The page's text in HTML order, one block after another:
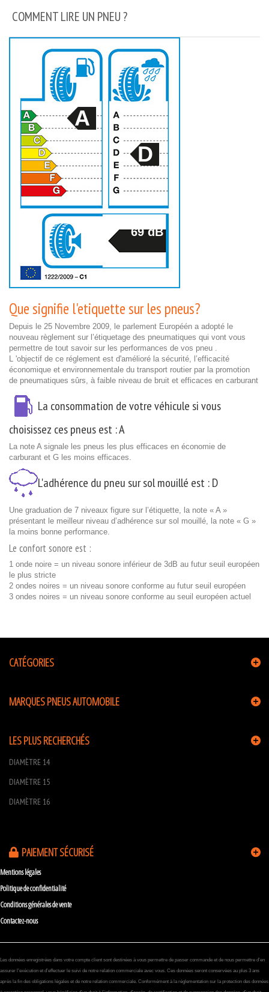
COMMENT LIRE UN PNEU ?
A
D
69 dB
Que signifie l'etiquette sur les pneus?
Depuis le 25 Novembre 2009, le parlement Européén a adopté le
nouveau règlement sur l’étiquetage des pneumatiques qui vont vous
permettre de tout savoir sur les performances de vos pneu .
L 'objectif de ce réglement est d'amélioré la sécurité, l’efficacité
économique et environnementale du transport routier par la promotion
de pneumatiques sûrs, à faible niveau de bruit et efficaces en carburant
La consommation de votre véhicule si vous
choisissez ces pneus est :A
La note A signale les pneus les plus efficaces en économie de
carburant et G les moins efficaces.
L'adhérence du pneu sur sol mouillé est :D
Une graduation de 7 niveaux figure sur l’étiquette, la note « A »
présentant le meilleur niveau d’adhérence sur sol mouillé, la note « G »
la moins bonne performance.
Le confort sonore est :
1 onde noire = un niveau sonore inférieur de 3dB au futur seuil européen
le plus stricte
2 ondes noires = un niveau sonore conforme au futur seuil européen
3 ondes noires = un niveau sonore conforme au seuil européen actuel
CATÉGORIES
MARQUES PNEUS AUTOMOBILE
LES PLUS RECHERCHÉS
DIAMÈTRE 14
DIAMÈTRE 15
DIAMÈTRE 16
PAIEMENT SÉCURISÉ
Mentions légales
Politique de confidentialité
Conditions générales de vente
Contactez-nous
Les données enregistrées dans votre compte client sont destinées à vous permettre de passer commande et de nous permettre d’en
assurer l’exécution et d’effectuer le suivi de notre relation commerciale avec vous. Ces données seront conservées au plus 3 ans
après la fin des obligations légales et de notre relation commerciale. Conformément à la réglementation sur la protection des données